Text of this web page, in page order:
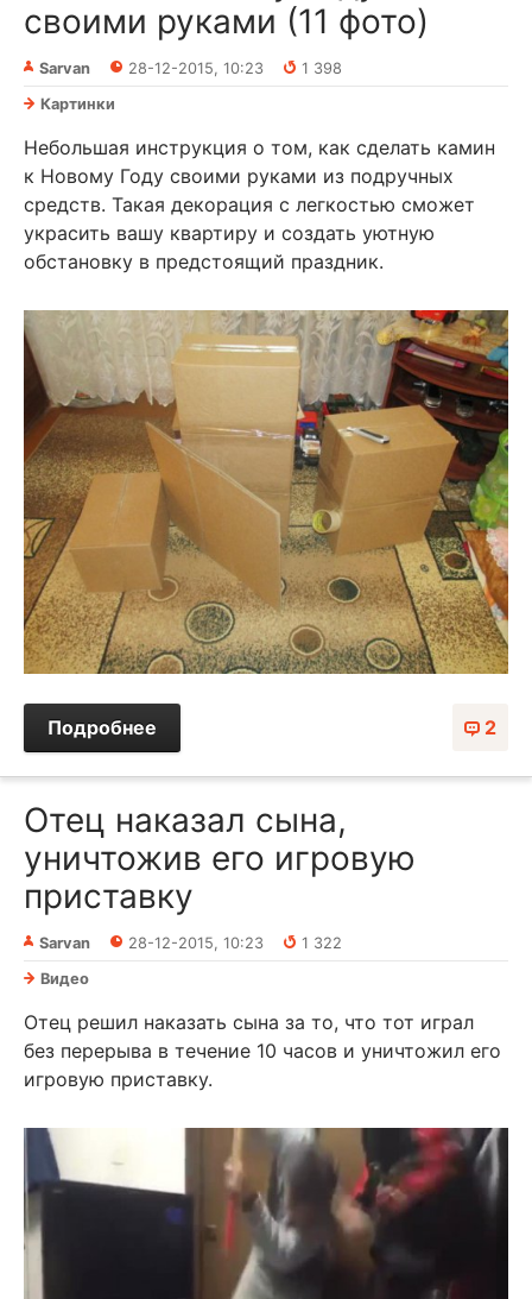
своими руками (11 фото)
Sarvan 28-12-2015, 10:23
1 398
Картинки
Небольшая инструкция о том, как сделать камин
к Новому Году своими руками из подручных
средств. Такая декорация с легкостью сможет
украсить вашу квартиру и создать уютную
обстановку в предстоящий праздник.
2
Подробнее
Отец наказал сына,
уничтожив его игровую
приставку
Sarvan 28-12-2015, 10:23
1 322
Видео
Отец решил наказать сына за то, что тот играл
без перерыва в течение 10 часов и уничтожил его
игровую приставку.